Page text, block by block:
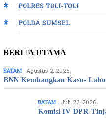
POLRES TOLI-TOLI
POLDA SUMSEL
BERITA UTAMA
BATAM Agustus 2, 2026
BNN Kembangkan Kasus
BATAM Juli 23, 2026
Komisi IV DPR